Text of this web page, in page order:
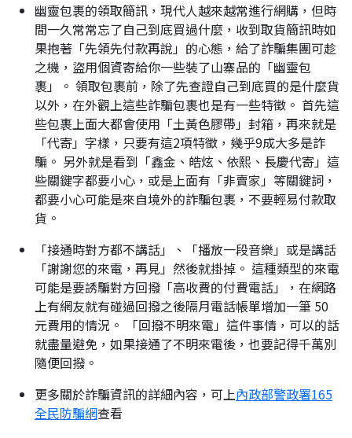
幽靈包裹的領取簡訊，現代人越來越常進行網購，但時
間一久常常忘了自己到底買過什麼，收到取貨簡訊時如
果抱著「先領先付款再說」的心態，給了詐騙集團可趁
之機，盜用個資寄給你一些裝了山寨品的「幽靈包
裹」。 領取包裹前，除了先查證自己到底買的是什麼貨
以外，在外觀上這些詐騙包裹也是有一些特徵。 首先這
些包裹上面大都會使用「土黃色膠帶」封箱，再來就是
「代寄」字樣，只要有這2項特徵，幾乎9成大多是詐
騙。 另外就是看到「鑫金、皓炫、依熙、長慶代寄」這
些關鍵字都要小心，或是上面有「非賣家」等關鍵詞，
都要小心可能是來自境外的詐騙包裹，不要輕易付款取
貨。
「接通時對方都不講話」、「播放一段音樂」或是講話
「謝謝您的來電，再見」然後就掛掉。 這種類型的來電
可能是要誘騙對方回撥「高收費的付費電話」，在網路
上有網友就有碰過回撥之後隔月電話帳單增加一筆 50
元費用的情況。 「回撥不明來電」這件事情，可以的話
就盡量避免，如果接通了不明來電後，也要記得千萬別
隨便回撥。
更多關於詐騙資訊的詳細內容，可上內政部警政署165
全民防騙網查看